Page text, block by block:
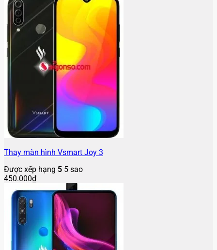
Thay màn hình Vsmart Joy 3
Được xếp hạng 5 5 sao
450.000₫